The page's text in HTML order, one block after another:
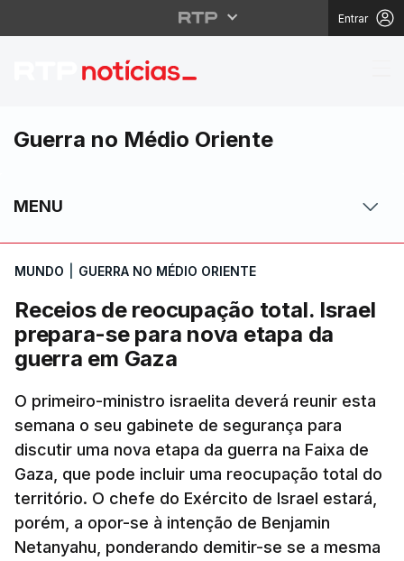
Entrar
Receios de
Guerra no Médio Oriente
MENU
MUNDO GUERRA NO MÉDIO ORIENTE
Receios de reocupação total. Israel
prepara-se para nova etapa da
guerra em Gaza
O primeiro-ministro israelita deverá reunir esta
semana o seu gabinete de segurança para
discutir uma nova etapa da guerra na Faixa de
Gaza, que pode incluir uma reocupação total do
território. O chefe do Exército de Israel estará,
porém, a opor-se à intenção de Benjamin
Netanyahu, ponderando demitir-se se a mesma